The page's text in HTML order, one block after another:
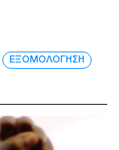
ΕΞΟΜΟΛΟΓΗΣΗ